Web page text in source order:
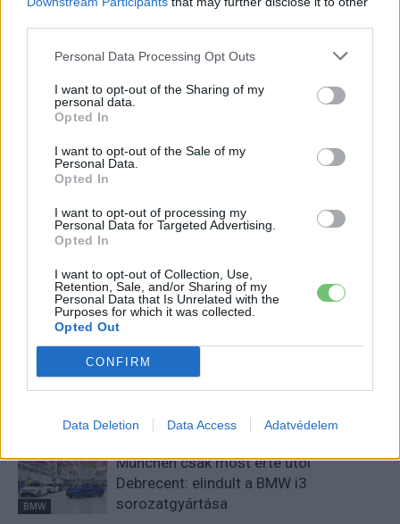
Personal Data Processing Opt Outs
I want to opt-out of the Sharing of my
personal data.
Opted In
I want to opt-out of the Sale of my
Personal Data.
Opted In
I want to opt-out of processing my
Personal Data for Targeted Advertising.
Opted In
I want to opt-out of Collection, Use,
Retention, Sale, and/or Sharing of my
Personal Data that Is Unrelated with the
Purposes for which it was collected.
Opted Out
CONFIRM
Data Deletion Data Access Adatvédelem
Elektromosan közlekedsz, vagy a váltáson töprengsz?
Érdekelnek a legfrissebb hírek az e-autók világából, vagy
foglalkoztatnak a legújabb fejlesztések az elektromosság és a
fenntarthatóság területén? Akkor jó helyen jársz!
KAPCSOLÓDÓ CIKKEK TÖBB A SZERZŐTŐL
BMW
München csak most érte utol
Debrecent: elindult a BMW i3
sorozatgyártása